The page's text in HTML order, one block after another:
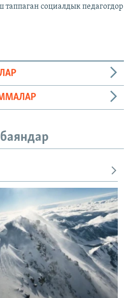
таппаган социалдык педагогдор